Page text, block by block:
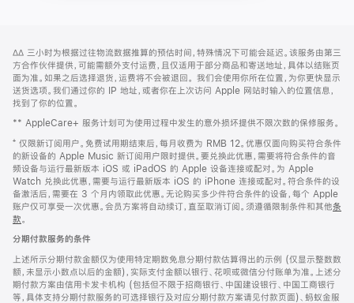
页
页
脚
注
∆∆ 三小时为根据过往物流数据推算的预估时间，特殊情况下可能会延迟。该服务由第三
方合作伙伴提供，可能需额外支付运费，且仅适用于部分商品和寄送地址，具体以结账页
面为准。如果之后选择退货，运费将不会被退回。 我们会使用你所在位置，为你更快显示
送货选项。我们通过你的 IP 地址，或者你在上次访问 Apple 网站时输入的位置信息，
找到了你的位置。
** AppleCare+ 服务计划可为使用过程中发生的意外损坏提供不限次数的保修服务。
⁺ 仅限新订阅用户。免费试用期结束后，每月收费为 RMB 12。优惠仅面向购买符合条件
的新设备的 Apple Music 新订阅用户限时提供。要兑换此优惠，需要将符合条件的音
频设备与运行最新版本 iOS 或 iPadOS 的 Apple 设备连接或配对。为 Apple
Watch 兑换此优惠，需要与运行最新版本 iOS 的 iPhone 连接或配对。符合条件的设
备激活后，需要在 3 个月内领取此优惠。无论购买多少件符合条件的设备，每个 Apple
账户仅可享受一次优惠。会员方案将自动续订，直至取消订阅。须遵循限制条件和其他条
款。
窗
口
中
打
开)
分期付款服务的条件
上述所示分期付款金额仅为使用特定期数免息分期付款估算得出的示例 (仅显示整数数
额，未显示小数点以后的金额)，实际支付金额以银行、花呗或微信分付账单为准。上述分
期付款方案由信用卡发卡机构 (包括但不限于招商银行、中国建设银行、中国工商银行
等，具体支持分期付款服务的可选择银行及对应分期付款方案请见付款页面)、蚂蚁金服